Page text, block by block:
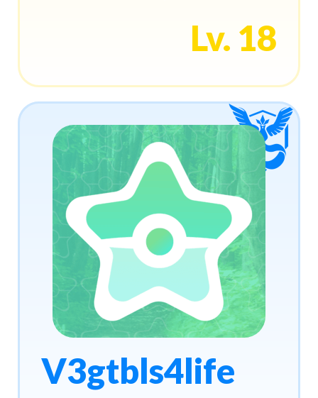
Lv. 18
V3gtbls4life